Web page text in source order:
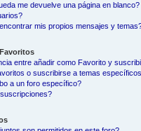
me devuelve una página en blanco?
mis propios mensajes y
entre añadir como Favorito y
o suscribirse a temas
a un foro específico?